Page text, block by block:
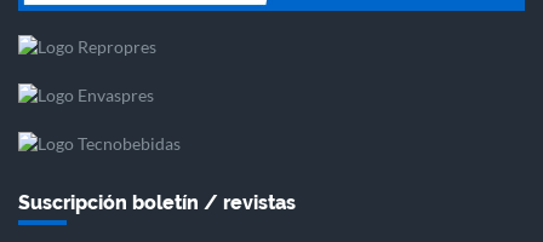
Suscripción boletín / revistas